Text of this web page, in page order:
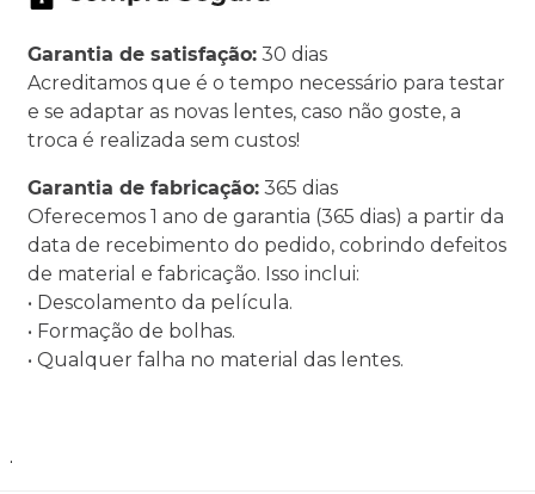
Garantia de satisfação: 30 dias
Acreditamos que é o tempo necessário para testar
e se adaptar as novas lentes, caso não goste, a
troca é realizada sem custos!
Garantia de fabricação: 365 dias
Oferecemos 1 ano de garantia (365 dias) a partir da
data de recebimento do pedido, cobrindo defeitos
de material e fabricação. Isso inclui:
• Descolamento da película.
• Formação de bolhas.
• Qualquer falha no material das lentes.
.